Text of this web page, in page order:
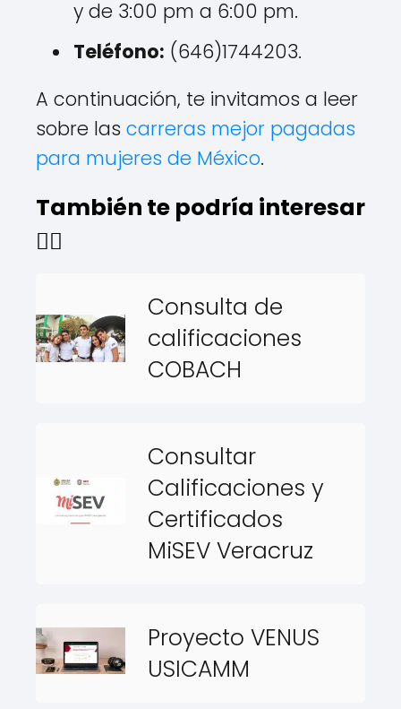
y de 3:00 pm a 6:00 pm.
Teléfono: (646)1744203.
A continuación, te invitamos a leer
sobre las carreras mejor pagadas
para mujeres de México.
También te podría interesar
👇🏻
Consulta de
calificaciones
COBACH
Consultar
Calificaciones y
Certificados
MiSEV Veracruz
Proyecto VENUS
USICAMM